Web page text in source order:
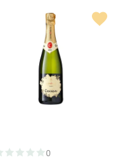
0